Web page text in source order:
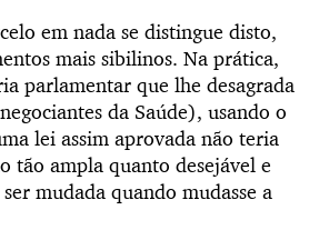
em nada se distingue disto,
mais sibilinos. Na prática,
parlamentar que lhe desagrada
da Saúde), usando o
lei assim aprovada não teria
tão ampla quanto desejável e
mudada quando mudasse a